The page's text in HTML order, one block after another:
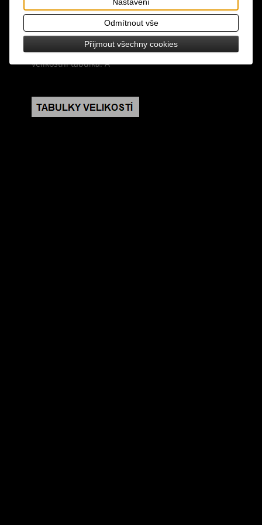
materiál: 95% viskóza, 5% spandex
design: černá barva, bílý potisk
velikostní tabulka: A
Odmítnout vše
Přijmout všechny cookies